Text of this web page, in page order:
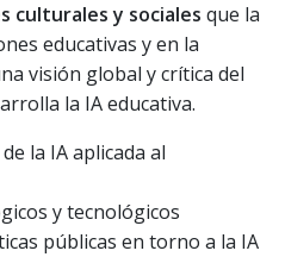
culturales y sociales que la
educativas y en la
visión global y crítica del
la IA educativa.
la IA aplicada al
y tecnológicos
públicas en torno a la IA